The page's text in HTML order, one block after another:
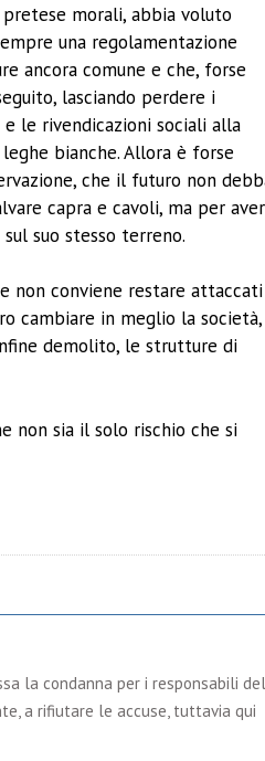
morali, abbia voluto
una regolamentazione
ancora comune e che, forse
lasciando perdere i
le rivendicazioni sociali alla
bianche. Allora è forse
che il futuro non
capra e cavoli, ma per aver
suo stesso terreno.
non conviene restare
cambiare in meglio la società,
demolito, le strutture di
non sia il solo rischio che si
la condanna per i responsabili del
a rifiutare le accuse, tuttavia qui